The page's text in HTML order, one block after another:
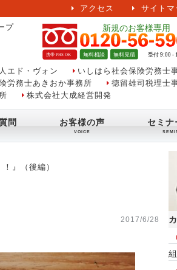
アクセス サイトマ
プ
エド・ヴォン
いしはら社会保険労務士
労務士あきおか事務所
徳留雄司税理士
株式会社大成経営開発
問 お客様の声 セミナ
』（後編）
2017/6/28